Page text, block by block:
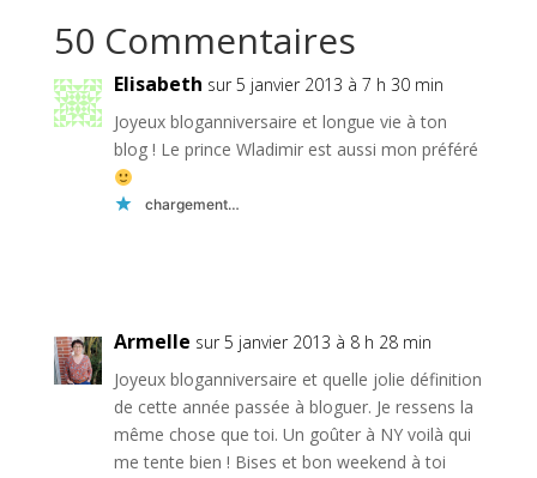
50 Commentaires
Elisabeth sur 5 janvier 2013 à 7 h 30 min
Joyeux bloganniversaire et longue vie à ton
blog ! Le prince Wladimir est aussi mon préféré
chargement…
Armelle sur 5 janvier 2013 à 8 h 28 min
Joyeux bloganniversaire et quelle jolie définition
de cette année passée à bloguer. Je ressens la
même chose que toi. Un goûter à NY voilà qui
me tente bien ! Bises et bon weekend à toi